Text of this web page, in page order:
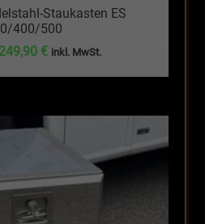
Staukasten ES
400/500
Ursprünglicher
296,31 €
249,90 €Aktueller
249,90 €.
inkl. MwSt.